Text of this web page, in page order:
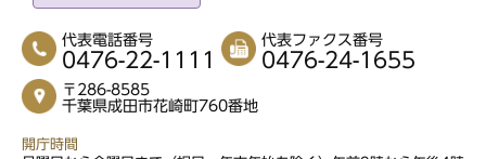
代表電話番号
0476-22-1111
代表ファクス番号
0476-24-1655
〒286-8585
千葉県成田市花崎町760番地
開庁時間